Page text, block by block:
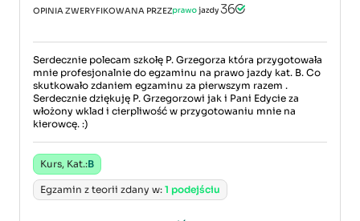
OPINIA ZWERYFIKOWANA PRZEZ
Serdecznie polecam szkołę P. Grzegorza która przygotowała
mnie profesjonalnie do egzaminu na prawo jazdy kat. B. Co
skutkowało zdaniem egzaminu za pierwszym razem .
Serdecznie dziękuję P. Grzegorzowi jak i Pani Edycie za
włożony wklad i cierpliwość w przygotowaniu mnie na
kierowcę. :)
Kurs, Kat.:B
Egzamin z teorii zdany w: 1 podejściu